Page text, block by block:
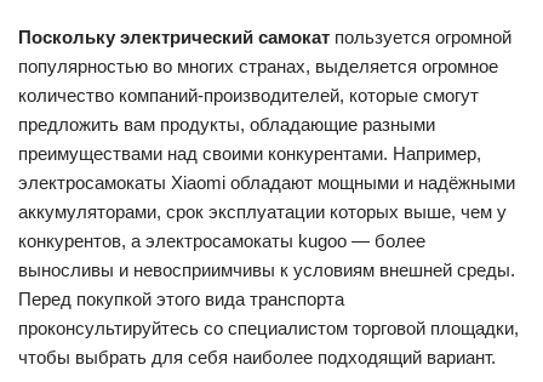
Поскольку электрический самокат пользуется огромной
популярностью во многих странах, выделяется огромное
количество компаний-производителей, которые смогут
предложить вам продукты, обладающие разными
преимуществами над своими конкурентами. Например,
электросамокаты Xiaomi обладают мощными и надёжными
аккумуляторами, срок эксплуатации которых выше, чем у
конкурентов, а электросамокаты kugoo — более
выносливы и невосприимчивы к условиям внешней среды.
Перед покупкой этого вида транспорта
проконсультируйтесь со специалистом торговой площадки,
чтобы выбрать для себя наиболее подходящий вариант.